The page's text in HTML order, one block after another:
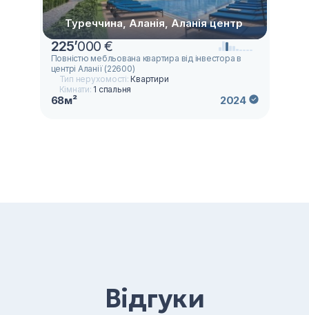
Туреччина, Аланія, Аланія центр
225’000 €
Повністю мебльована квартира від інвестора в
центрі Аланії (22600)
Тип нерухомості:Квартири
Кімнати: 1 спальня
68м² 2024
Відгуки